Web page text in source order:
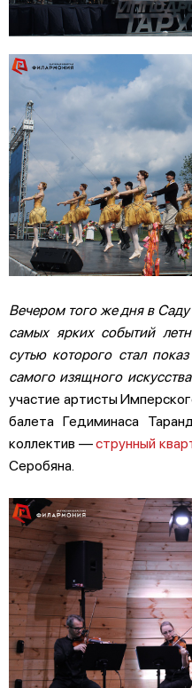
Вечером того же дня в
самых ярких событий
сутью которого стал
самого изящного
участие артисты
балета Гедиминаса
коллектив —струнный
Серобяна.